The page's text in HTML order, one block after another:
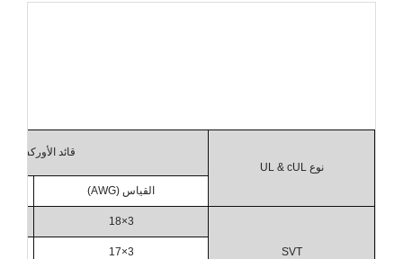
نوع UL & cUL
قائد الأوركسترا
القياس (AWG)
SVT
3×18
3×17